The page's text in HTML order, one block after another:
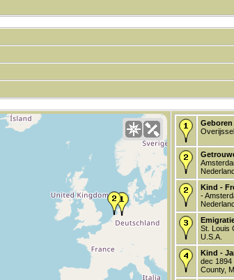
Geboren
Kind -
-
St. Louis
U.S.A.
Kind -
dec 1894
County,